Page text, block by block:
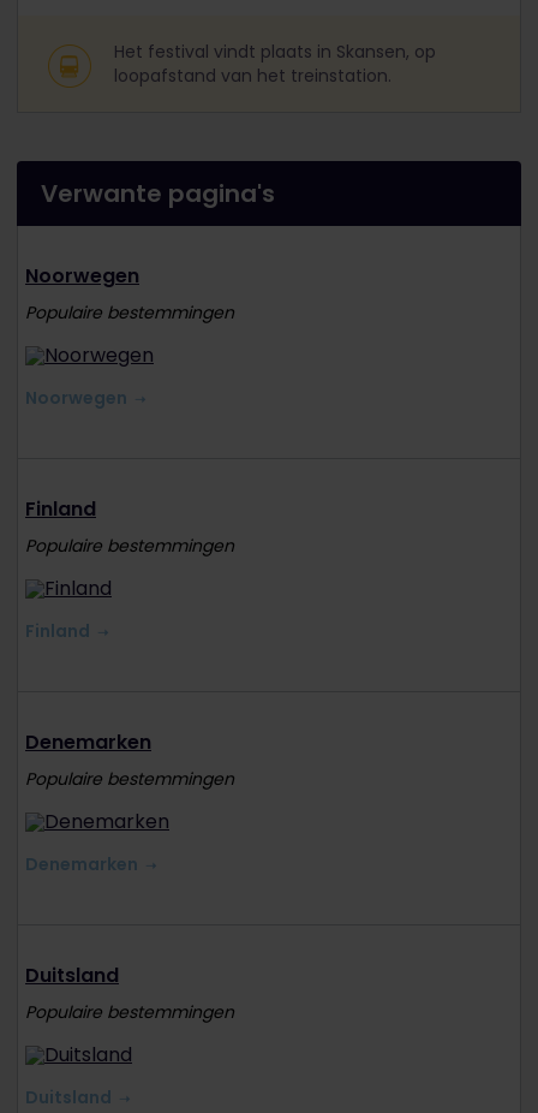
Het festival vindt plaats in Skansen, op
loopafstand van het treinstation.
Verwante pagina's
Noorwegen
Populaire bestemmingen
Noorwegen
Finland
Populaire bestemmingen
Finland
Denemarken
Populaire bestemmingen
Denemarken
Duitsland
Populaire bestemmingen
Duitsland